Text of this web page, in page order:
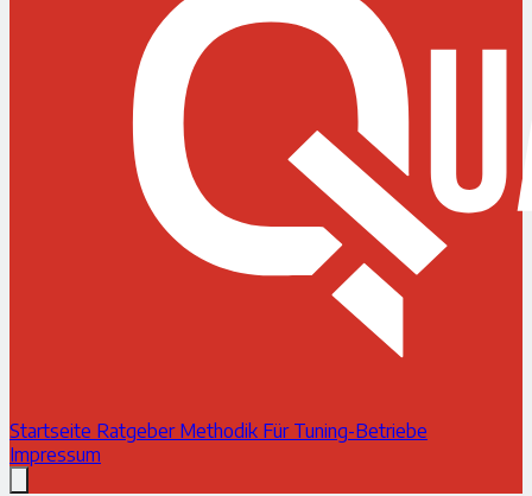
Startseite Ratgeber Methodik Für Tuning-Betriebe
Impressum